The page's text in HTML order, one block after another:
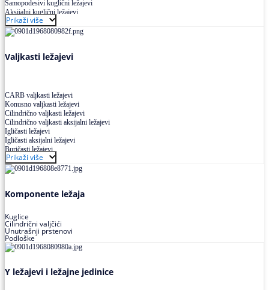
Samopodesivi kuglični ležajevi
Aksijalni kuglični ležajevi
Kuglični ležajevi od nerđajućeg čelika
Prikaži više
Valjkasti ležajevi
CARB valjkasti ležajevi
Konusno valjkasti ležajevi
Cilindrično valjkasti ležajevi
Cilindrično valjkasti aksijalni ležajevi
Igličasti ležajevi
Igličasti aksijalni ležajevi
Buričasti ležajevi
Buričasti zaptiveni ležajevi
Buričasti aksijalni ležajevi
Prikaži više
Komponente ležaja
Kuglice
Cilindrični valjčići
Unutrašnji prstenovi
Podloške
Y ležajevi i ležajne jedinice